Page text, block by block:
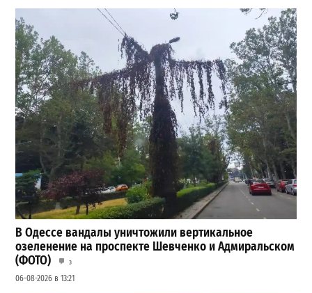
В Одессе вандалы уничтожили вертикальное
озеленение на проспекте Шевченко и Адмиральском
(ФОТО)
3
06-08-2026 в 13:21